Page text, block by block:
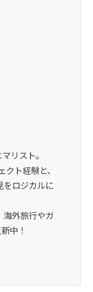
リスト。
ト経験と、
ロジカルに
海外旅行やガ
中！